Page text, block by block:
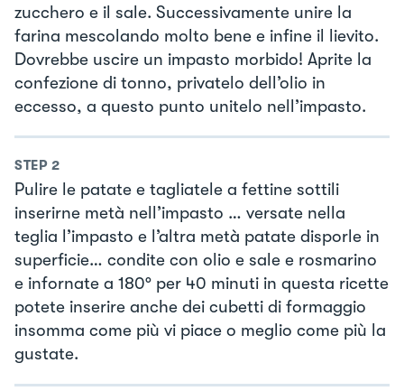
zucchero e il sale. Successivamente unire la
farina mescolando molto bene e infine il lievito.
Dovrebbe uscire un impasto morbido! Aprite la
confezione di tonno, privatelo dell’olio in
eccesso, a questo punto unitelo nell’impasto.
STEP 2
Pulire le patate e tagliatele a fettine sottili
inserirne metà nell’impasto … versate nella
teglia l’impasto e l’altra metà patate disporle in
superficie… condite con olio e sale e rosmarino
e infornate a 180° per 40 minuti in questa ricette
potete inserire anche dei cubetti di formaggio
insomma come più vi piace o meglio come più la
gustate.